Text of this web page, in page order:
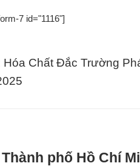
7 id="1116"]
Hóa Chất Đắc Trường
phố Hồ Chí